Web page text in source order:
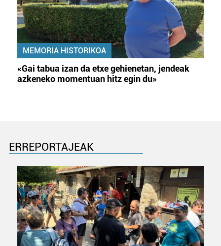
MEMORIA HISTORIKOA
«Gai tabua izan da etxe gehienetan, jendeak
azkeneko momentuan hitz egin du»
ERREPORTAJEAK